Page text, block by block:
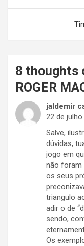
8 thoughts
ROGER
jaldemir
22 de
Salve,
dúvidas,
jogo em
não foram
os seus
triangulo
adir o de
sendo,
Os